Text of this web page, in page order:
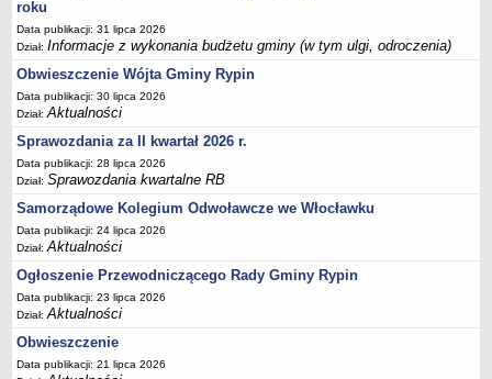
Projekty uchwał
Protokoły
Imienne wykazy głosowań radnych
Postać dokumentów
Akty Prawne, Dzienniki Ustaw, Monitory Polskie
Prawo miejscowe
Zarządzenia
Studium uwarunkowań i kierunków zagospodarowania
przestrzennego
Dane przestrzenne - MPZP
Stałe obwody głosowania, numery, granice oraz siedziby
obwodowych komisji wyborczych, opis granic okręgów wyborczych
roku
Data publikacji: 31 lipca 2026
Dział:Informacje z wykonania budżetu gminy (w tym ulgi, odroczenia)
Obwieszczenie Wójta Gminy Rypin
Data publikacji: 30 lipca 2026
Dział:Aktualności
Sprawozdania za II kwartał 2026 r.
Data publikacji: 28 lipca 2026
Dział:Sprawozdania kwartalne RB
Samorządowe Kolegium Odwoławcze we Włocławku
Data publikacji: 24 lipca 2026
Dział:Aktualności
Ogłoszenie Przewodniczącego Rady Gminy Rypin
Data publikacji: 23 lipca 2026
Dział:Aktualności
Obwieszczenie
Data publikacji: 21 lipca 2026